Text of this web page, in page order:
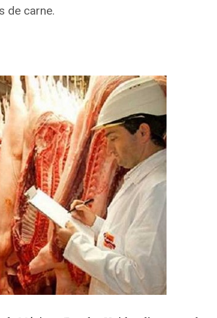
de carne.